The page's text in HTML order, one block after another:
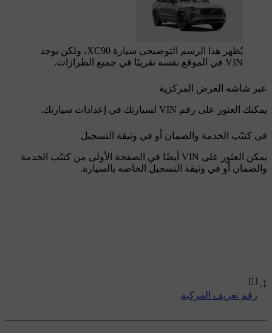
يُظهر هذا الرسم التوضيحي سيارة XC90، ولكن يوجد
عبر شاشة العرض المركزية
يمكنك العثور على رقم VIN لسيارتك في إعدادات سيارتك.
في كتيّب الخدمة والضمان أو في وثيقة التسجيل
يمكن العثور على ‏VIN أيضًا في الصفحة الأولى من كتيّب الخدمة
والضمان أو في وثيقة التسجيل الخاصة بالسيارة.
[1]
‏رقم تعريف المركبة